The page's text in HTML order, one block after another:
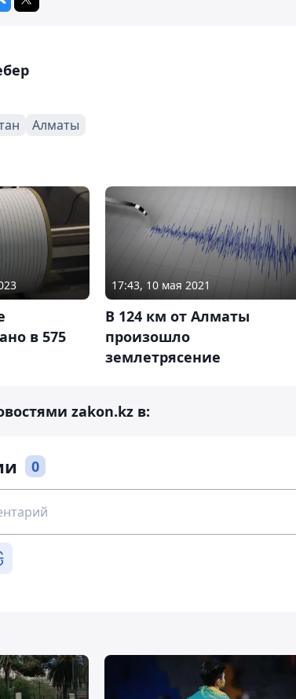
Алматы
в 575
17:43, 10 мая 2021
В 124 км от Алматы
произошло
землетрясение
zakon.kz в:
0